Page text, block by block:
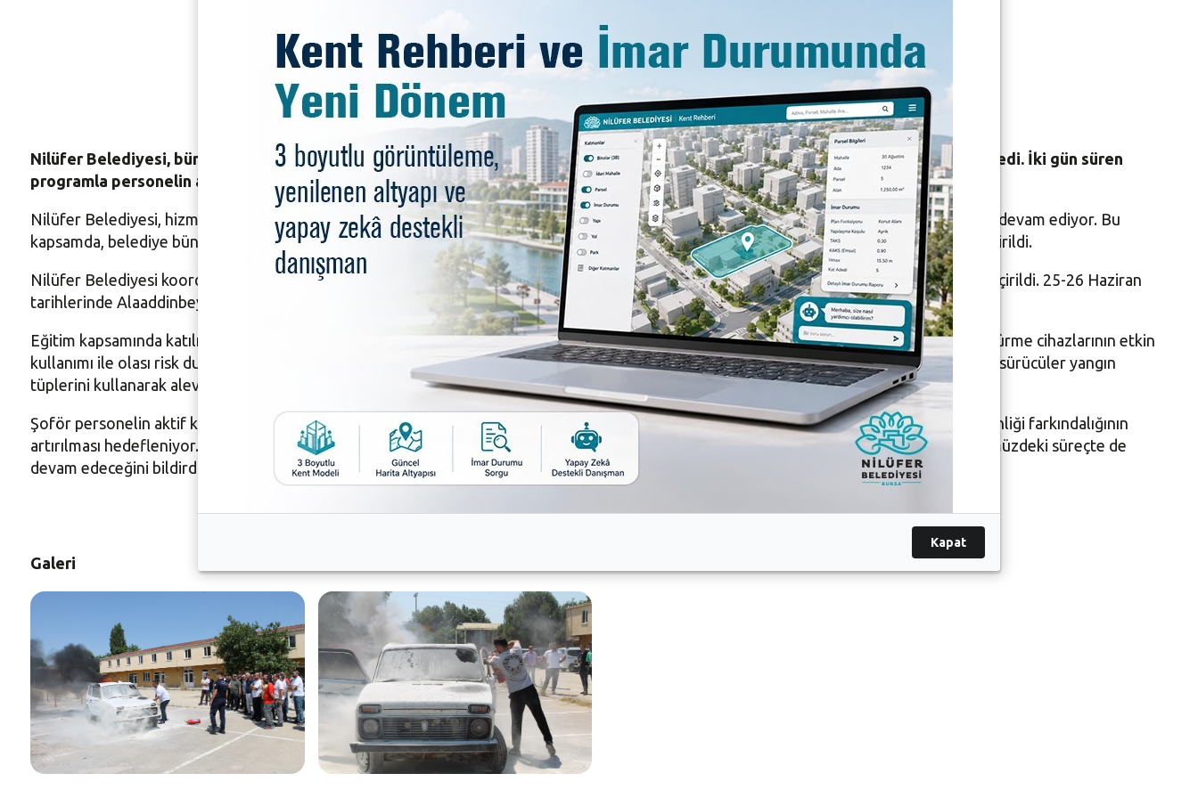
yangınları eğitimi
Nilüfer Belediyesi, bünyesindeki araç ve iş makinesi sürücülerine yönelik uygulamalı “Araç Yangınlarına Müdahale Eğitimi” düzenledi. İki gün süren
programla personelin acil durumlara karşı hazırlıklı olması amaçlandı.
Nilüfer Belediyesi, hizmet kalitesini artırmak ve iş güvenliğini en üst seviyede tutmak amacıyla çalışanlarına yönelik hizmet içi eğitimlerine devam ediyor. Bu
kapsamda, belediye bünyesinde görev yapan tüm araç ve iş makinesi sürücülerine yönelik “Araç Yangınlarına Müdahale Eğitimi” gerçekleştirildi.
Nilüfer Belediyesi koordinatörlüğünde düzenlenen eğitim, Bursa Büyükşehir Belediyesi İtfaiye Dairesi Başkanlığı’nın desteğiyle hayata geçirildi. 25-26 Haziran
tarihlerinde Alaaddinbey Ek Hizmet Binası şantiye alanında yapılan program, iki gün boyunca gruplar hâlinde uygulamalı olarak yürütüldü.
Eğitim kapsamında katılımcılara; araç yangınlarına müdahale yöntemleri, yangın anında doğru ve hızlı hareket etme teknikleri, yangın söndürme cihazlarının etkin
kullanımı ile olası risk durumlarında alınması gereken güvenlik önlemleri detaylıca aktarıldı. Şantiye alanında kurulan güvenli bölgede, tüm sürücüler yangın
tüplerini kullanarak alevlere nasıl müdahale edeceklerini uygulamalı olarak deneyimledi.
Şoför personelin aktif katılım sağladığı eğitim programıyla, olası bir acil durumda müdahale becerilerinin geliştirilmesi ve iş sağlığı ile güvenliği farkındalığının
artırılması hedefleniyor. Nilüfer Belediyesi, çalışanların mesleki gelişimlerine ve iş güvenliğine yönelik bu tür destekleyici eğitimlerin önümüzdeki süreçte de
devam edeceğini bildirdi.
Galeri
Kapat